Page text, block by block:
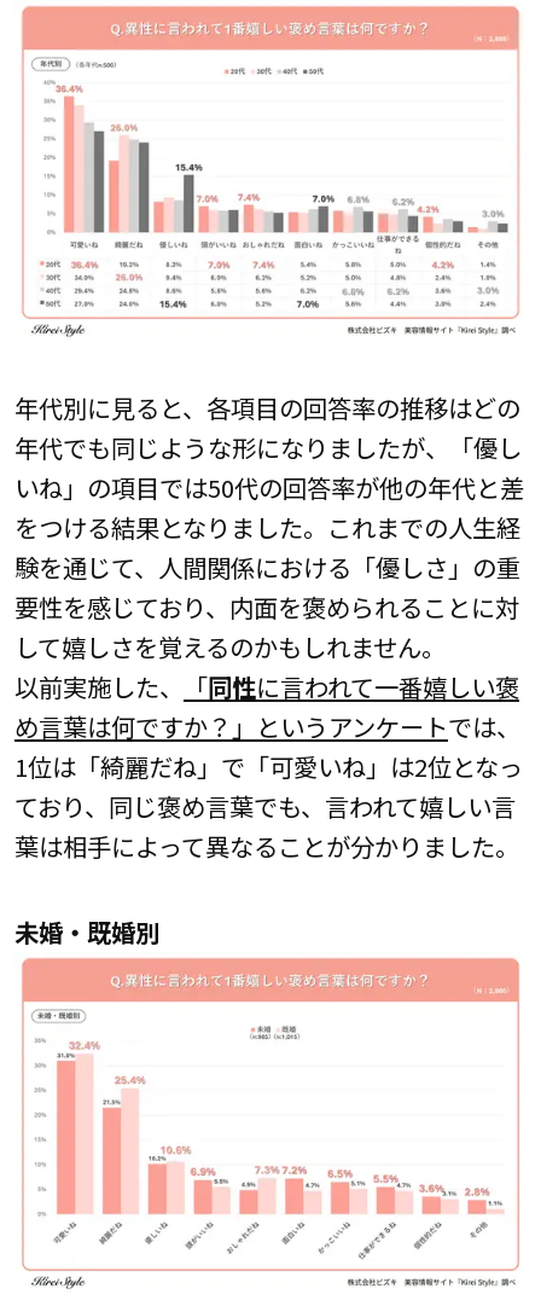
年代別に見ると、各項目の回答率の推移はどの
年代でも同じような形になりましたが、「優し
いね」の項目では50代の回答率が他の年代と差
をつける結果となりました。これまでの人生経
験を通じて、人間関係における「優しさ」の重
要性を感じており、内面を褒められることに対
して嬉しさを覚えるのかもしれません。
以前実施した、
「同性に言われて一番嬉しい褒
め言葉は何ですか？」というアンケートでは、
1位は「綺麗だね」で「可愛いね」は2位となっ
ており、同じ褒め言葉でも、言われて嬉しい言
葉は相手によって異なることが分かりました。
未婚・既婚別